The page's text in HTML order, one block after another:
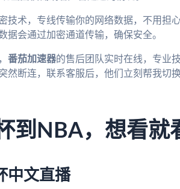
技术，专线传输你的网络数据，不用担
会通过加密通道传输，确保安全。
番茄加速器的售后团队实时在线，专业
然断连，联系客服后，他们立刻帮我切
到NBA，想看就
中文直播